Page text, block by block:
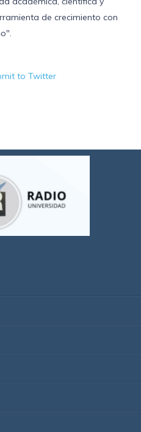
de crecimiento con